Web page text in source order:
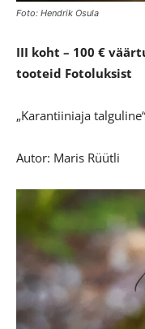
Foto: Hendrik Osula
III koht – 100 €
tooteid Fotoluksist
„Karantiiniaja talguline“
Autor: Maris Rüütli